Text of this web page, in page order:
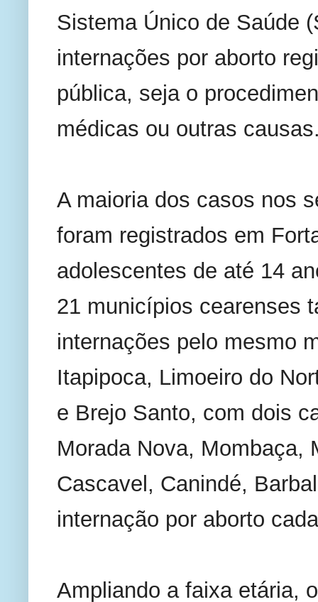
Sistema Único de Saúde
internações por aborto
pública, seja o
médicas ou outras
A maioria dos casos nos
foram registrados em
adolescentes de até 14
21 municípios cearenses
internações pelo mesmo
Itapipoca, Limoeiro do
e Brejo Santo, com dois
Morada Nova, Mombaça,
Cascavel, Canindé,
internação por aborto
Ampliando a faixa etária,